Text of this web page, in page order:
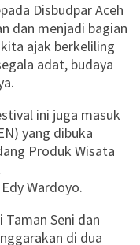
Disbudpar Aceh
dan menjadi bagian
ajak berkeliling
adat, budaya
ini juga masuk
yang dibuka
Produk Wisata
Wardoyo.
Seni dan
di dua